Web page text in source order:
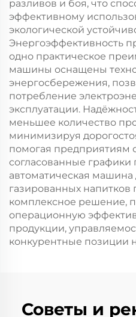
разливов и боя, что
эффективному
экологической
Энергоэффективность
одно практическое
машины оснащены
энергосбережения,
потребление
эксплуатации.
меньшее количество
минимизируя
помогая предприятиям
согласованные графики
автоматическая машина
газированных напитков
комплексное решение,
операционную
продукции,
конкурентные позиции
Советы и